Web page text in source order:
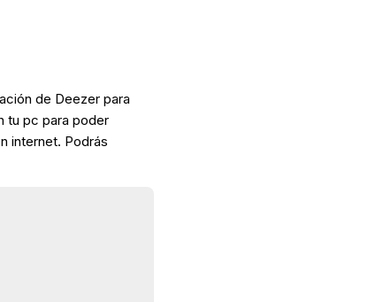
de Deezer para
tu pc para poder
internet. Podrás